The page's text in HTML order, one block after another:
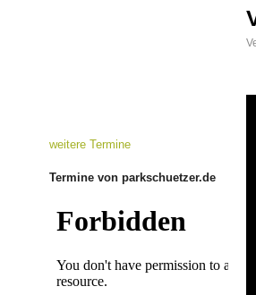
weitere Termine
Termine von parkschuetzer.de